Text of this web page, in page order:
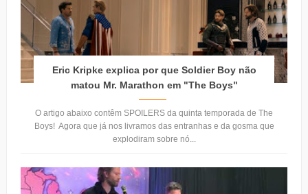
Eric Kripke explica por que Soldier Boy não
matou Mr. Marathon em "The Boys"
O artigo abaixo contêm SPOILERS da quinta temporada de The
Boys! Agora que já nos livramos das entranhas e da gosma que
explodiram sobre nó...